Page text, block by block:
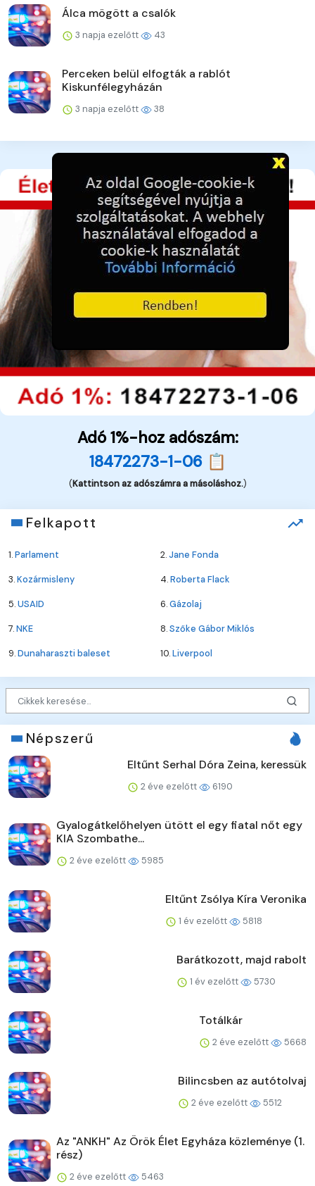
Álca mögött a csalók
3 napja ezelőtt 43
Perceken belül elfogták a rablót
Kiskunfélegyházán
3 napja ezelőtt 38
Adó 1%-hoz adószám:
18472273-1-06 📋
(Kattintson az adószámra a másoláshoz.)
Felkapott
1.Parlament 2.Jane Fonda
3.Kozármisleny 4.Roberta Flack
5.USAID 6.Gázolaj
7.NKE 8.Szőke Gábor Miklós
9.Dunaharaszti baleset 10.Liverpool
Népszerű
Eltűnt Serhal Dóra Zeina, keressük
2 éve ezelőtt 6190
Gyalogátkelőhelyen ütött el egy fiatal nőt egy
KIA Szombathe...
2 éve ezelőtt 5985
Eltűnt Zsólya Kíra Veronika
1 év ezelőtt 5818
Barátkozott, majd rabolt
1 év ezelőtt 5730
Totálkár
2 éve ezelőtt 5668
Bilincsben az autótolvaj
2 éve ezelőtt 5512
Az "ANKH" Az Örök Élet Egyháza közleménye (1.
rész)
2 éve ezelőtt 5463